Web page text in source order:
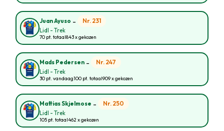
Juan Ayuso - Nr. 231
Lidl - Trek
70 pt. totaal843 x gekozen
Mads Pedersen - Nr. 247
Lidl - Trek
30 pt. vandaag100 pt. totaal909 x gekozen
Mattias Skjelmose - Nr. 250
Lidl - Trek
105 pt. totaal462 x gekozen